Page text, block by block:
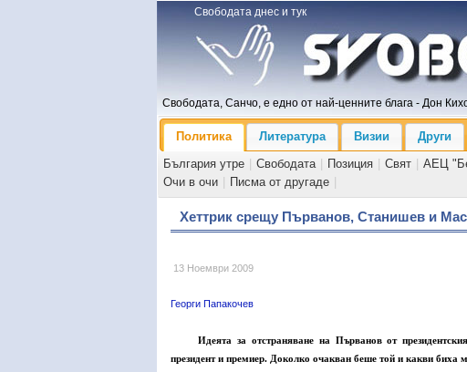
Свободата днес и тук
Свободата, Санчо, е едно от най-ценните блага - Дон
Политика Литература Визии
Други
България утре
Свободата Позиция Свят АЕЦ
Очи в очи
Писма от другаде
Хеттрик срещу Първанов, Станишев и
13 Ноември 2009
Георги Папакочев
Идеята за отстраняване на Първанов от
президент и премиер. Доколко очакван беше той и какви биха